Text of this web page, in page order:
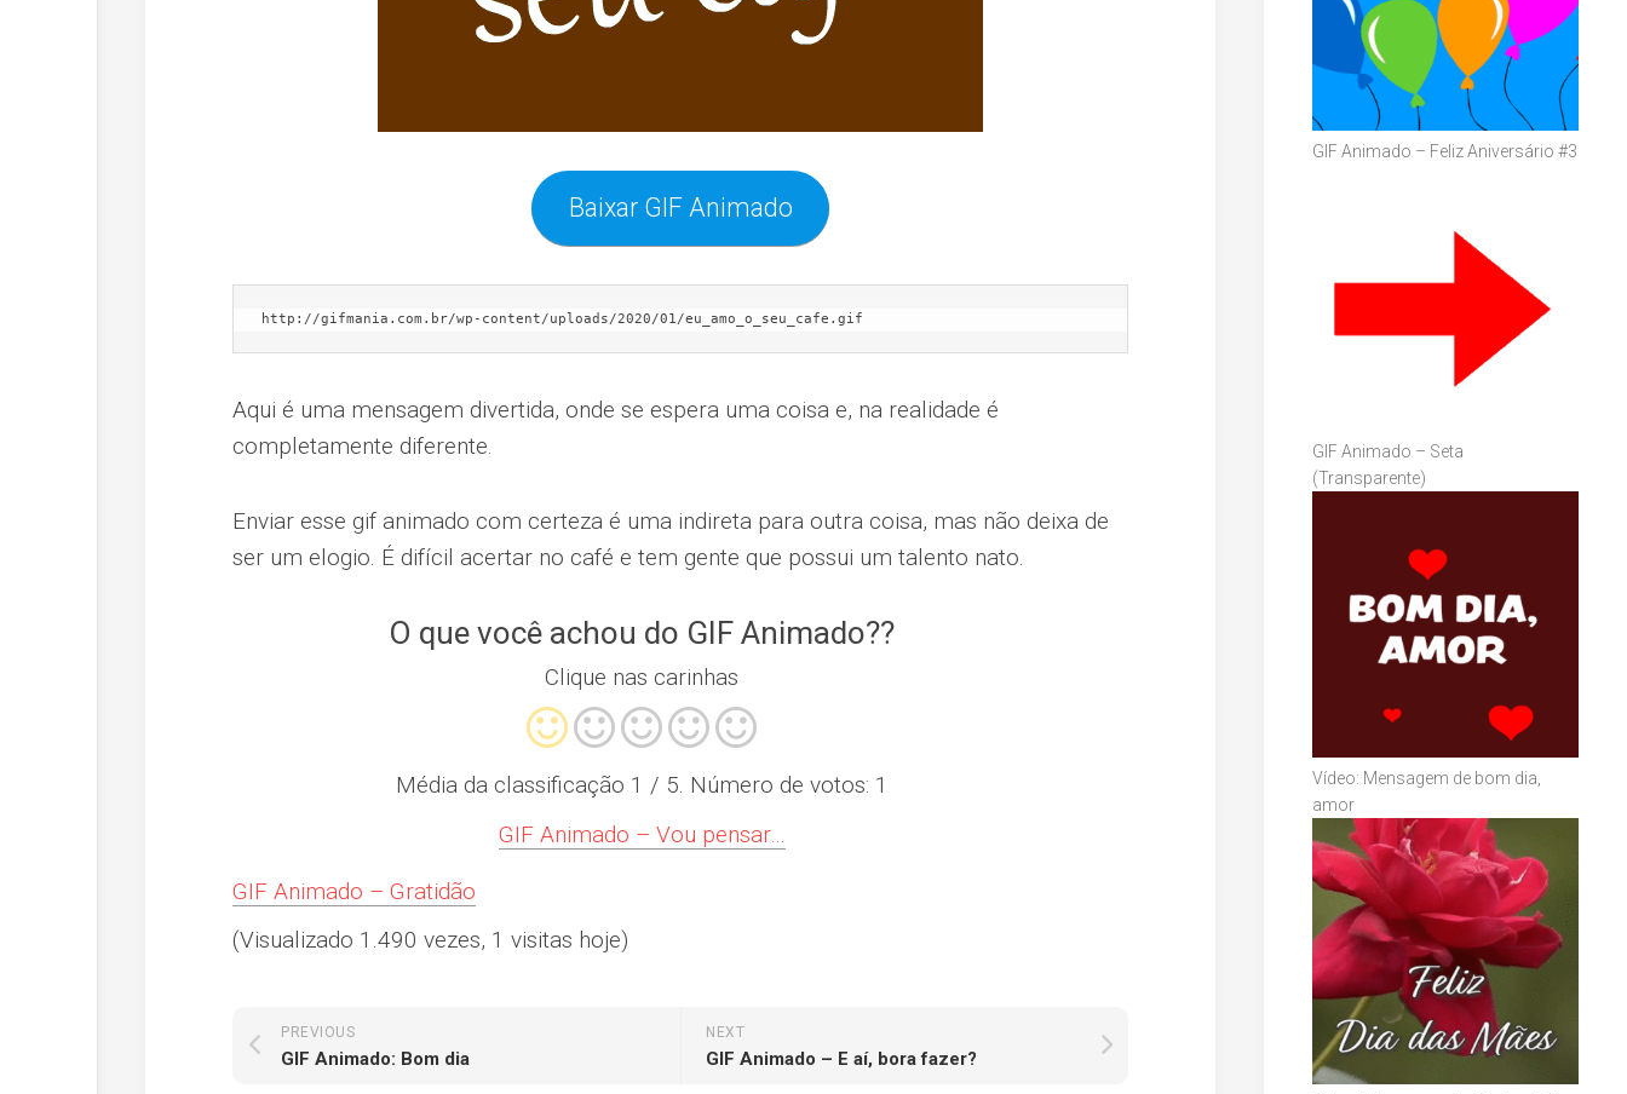
Baixar GIF Animado
http://gifmania.com.br/wp-content/uploads/2020/01/eu_amo_o_seu_cafe.gif
Aqui é uma mensagem divertida, onde se espera uma coisa e, na realidade é
completamente diferente.
Enviar esse gif animado com certeza é uma indireta para outra coisa, mas não deixa de
ser um elogio. É difícil acertar no café e tem gente que possui um talento nato.
O que você achou do GIF Animado??
Clique nas carinhas
Média da classificação 1 / 5. Número de votos: 1
GIF Animado – Vou pensar…
GIF Animado – Gratidão
(Visualizado 1.490 vezes, 1 visitas hoje)
NEXT
GIF Animado – E aí, bora fazer?
PREVIOUS
GIF Animado: Bom dia
GIF Animado – Feliz Aniversário #3
GIF Animado – Seta
(Transparente)
Vídeo: Mensagem de bom dia,
amor